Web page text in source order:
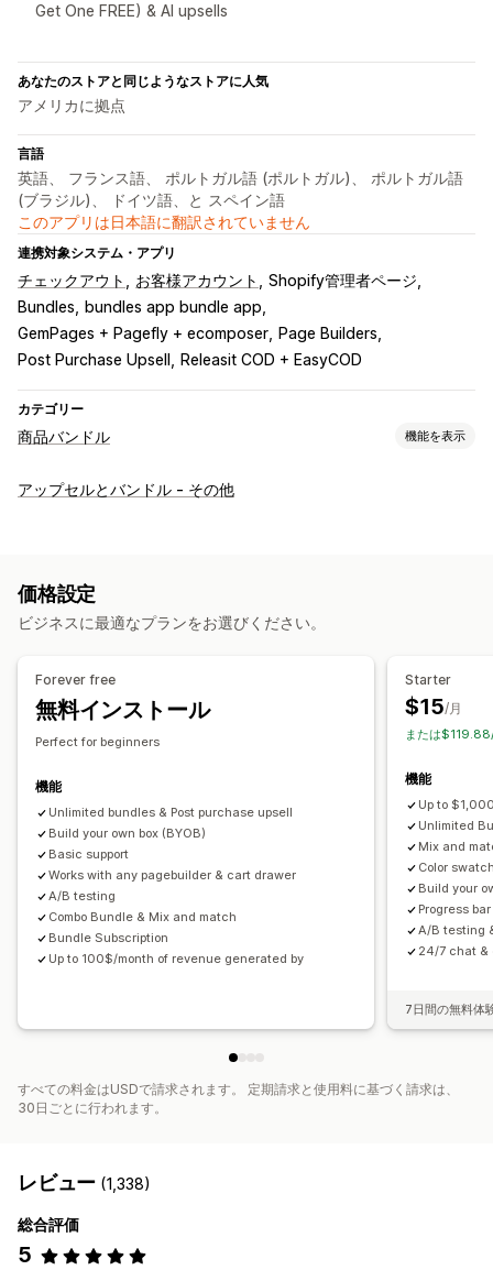
Get One FREE) & AI upsells
あなたのストアと同じようなストアに人気
アメリカに拠点
言語
英語、 フランス語、 ポルトガル語 (ポルトガル)、 ポルトガル語
(ブラジル)、 ドイツ語、と スペイン語
このアプリは日本語に翻訳されていません
連携対象システム・アプリ
チェックアウト お客様アカウント
Shopify管理者ページ
Bundles
bundles app bundle app
GemPages + Pagefly + ecomposer
Page Builders
Post Purchase Upsell
Releasit COD + EasyCOD
カテゴリー
商品バンドル 機能を表示
バンドルタイプ
サンプルパック
アップセルバンドル
クロスセルバンドル
有形商品 カスタムバンドル
ボリュームディスカウント
割引率によるディスカウント カートディスカウント
無料配送
BOGO 定期購入 一括価格設定
動的価格設定
カスタム価格
アップセルとバンドル - その他
価格設定
ビジネスに最適なプランをお選びください。
Forever free
無料インストール
Perfect for beginners
機能
Unlimited bundles & Post purchase upsell
Build your own box (BYOB)
Basic support
Works with any pagebuilder & cart drawer
A/B testing
Combo Bundle & Mix and match
Bundle Subscription
Up to 100$/month of revenue generated by
Starter
$15/月
または
機能
Up to
Unlimited
Mix and
Color
Build your
Progress
A/B testing
24/7 chat &
7日間の無料体
すべての料金はUSDで請求されます。 定期請求と使用料に基づく請求は、
30日ごとに行われます。
レビュー (1,338)
総合評価
5